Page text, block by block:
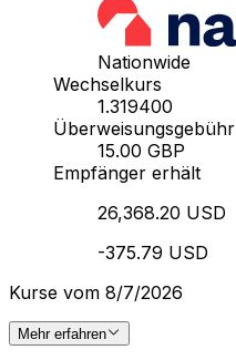
Nationwide
Wechselkurs
1.319400
Überweisungsgebühr
15.00 GBP
Empfänger erhält
26,368.20 USD
-375.79 USD
Kurse vom 8/7/2026
Mehr erfahren